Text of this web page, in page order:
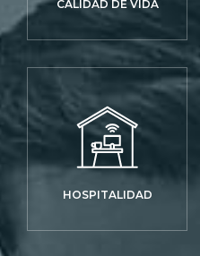
CALIDAD DE VIDA
HOSPITALIDAD